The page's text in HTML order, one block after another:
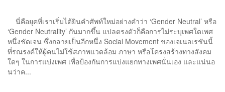
นี่คือยุคที่เราเริ่มได้ยินคำศัพท์ใหม่อย่างคำว่า ‘Gender Neutral’ หรือ
‘Gender Neutrality’ กันมากขึ้น แปลตรงตัวก็คือการไม่ระบุเพศใดเพศ
หนึ่งชัดเจน ซึ่งกลายเป็นอีกหนึ่ง Social Movement ของเจเนอเรชันนี้
ที่รณรงค์ให้ผู้คนไม่ใช้สภาพแวดล้อม ภาษา หรือโครงสร้างทางสังคม
ใดๆ ในการแบ่งเพศ เพื่อป้องกันการแบ่งแยกทางเพศนั่นเอง และแน่นอ
นว่าค...